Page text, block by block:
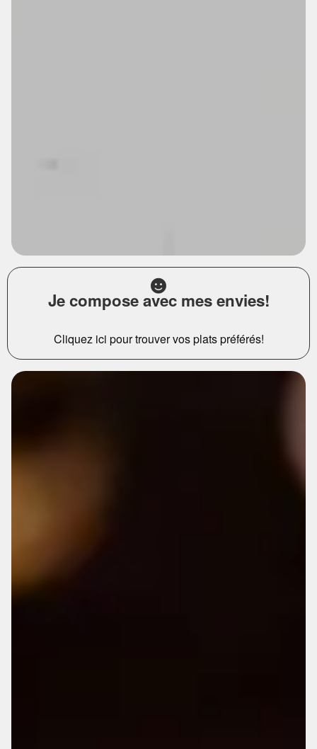
Je compose avec mes envies!
Cliquez ici pour trouver vos plats préférés!